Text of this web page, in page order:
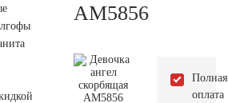
AM5856
Полная
оплата